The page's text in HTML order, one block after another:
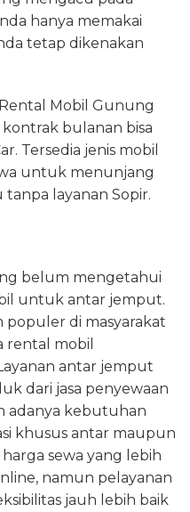
hanya memakai
tetap dikenakan
Mobil Gunung
bulanan bisa
Tersedia jenis mobil
untuk menunjang
layanan Sopir.
belum mengetahui
untuk antar jemput.
populer di masyarakat
rental mobil
antar jemput
dari jasa penyewaan
adanya kebutuhan
khusus antar maupun
sewa yang lebih
namun pelayanan
jauh lebih baik